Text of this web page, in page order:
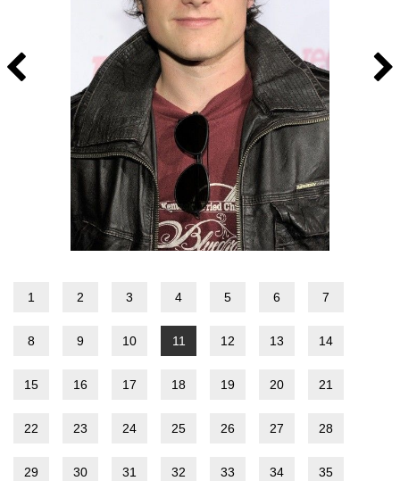
1 2 3 4 5 6 7
8 9 10 11 12 13 14
15 16 17 18 19 20 21
22 23 24 25 26 27 28
29 30 31 32 33 34 35